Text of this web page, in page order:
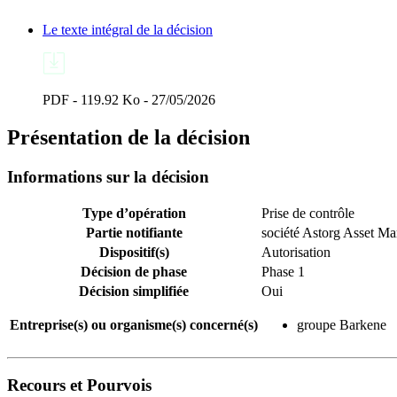
Le texte intégral de la décision
PDF - 119.92 Ko - 27/05/2026
Présentation de la décision
Informations sur la décision
Type d’opération
Prise de contrôle
Partie notifiante
société Astorg Asset
Dispositif(s)
Autorisation
Décision de phase
Phase 1
Décision simplifiée
Oui
Entreprise(s) ou organisme(s) concerné(s) groupe Barkene
Recours et Pourvois